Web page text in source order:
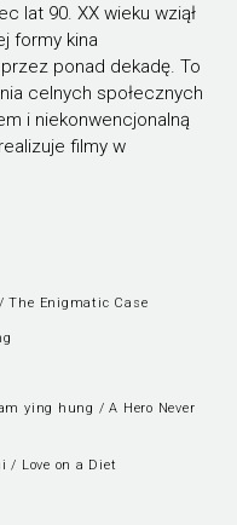
lat 90. XX wieku wziął
formy kina
ponad dekadę. To
celnych społecznych
i niekonwencjonalną
filmy w
The Enigmatic Case
ying hung / A Hero Never
/ Love on a Diet